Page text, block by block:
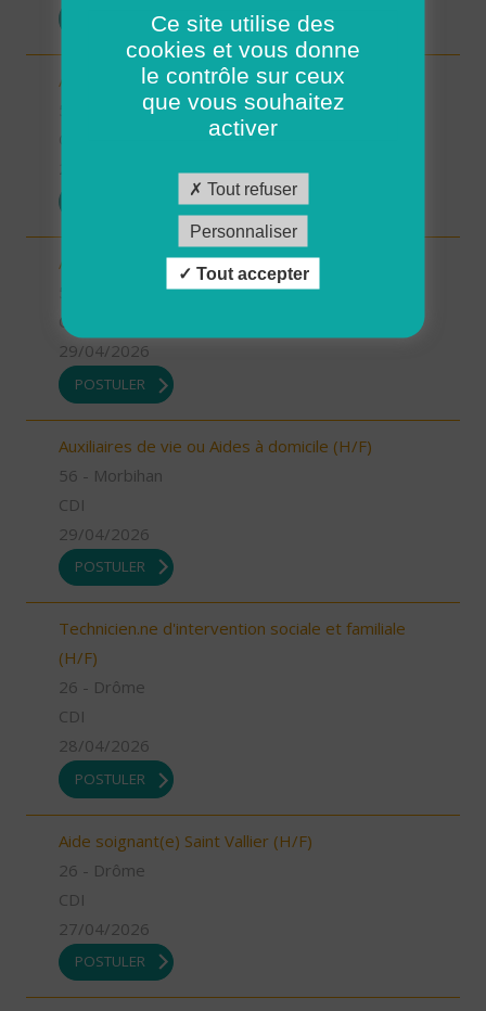
Aides à domicile pour renfort été (H/F)
56 - Morbihan
Aides à domicile emploi saisonnier (H/F)
CDD
29/04/2026
POSTULER
Auxiliaires de vie ou Aides à domicile (H/F)
56 - Morbihan
CDI
29/04/2026
POSTULER
Technicien.ne d'intervention sociale et familiale
(H/F)
26 - Drôme
CDI
28/04/2026
POSTULER
Aide soignant(e) Saint Vallier (H/F)
26 - Drôme
CDI
27/04/2026
POSTULER
Ce site utilise des
cookies et vous donne
le contrôle sur ceux
que vous souhaitez
activer
Tout refuser
Personnaliser
Tout accepter